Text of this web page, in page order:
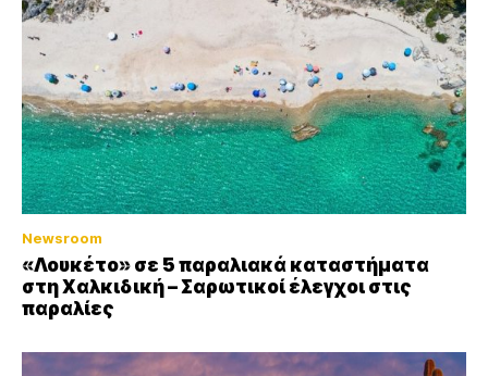
Newsroom
«Λουκέτο» σε 5 παραλιακά καταστήματα
στη Χαλκιδική – Σαρωτικοί έλεγχοι στις
παραλίες